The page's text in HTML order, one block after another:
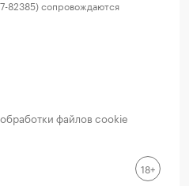
82385) сопровождаются
файлов cookie
18+